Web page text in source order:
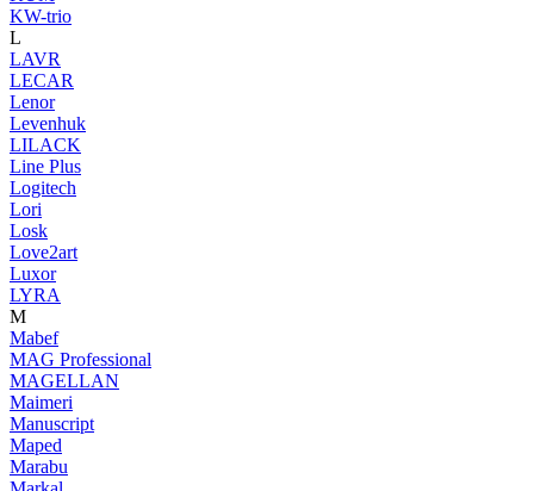
KW-trio
L
LAVR
LECAR
Lenor
Levenhuk
LILACK
Line Plus
Logitech
Lori
Losk
Love2art
Luxor
LYRA
M
Mabef
MAG Professional
MAGELLAN
Maimeri
Manuscript
Maped
Marabu